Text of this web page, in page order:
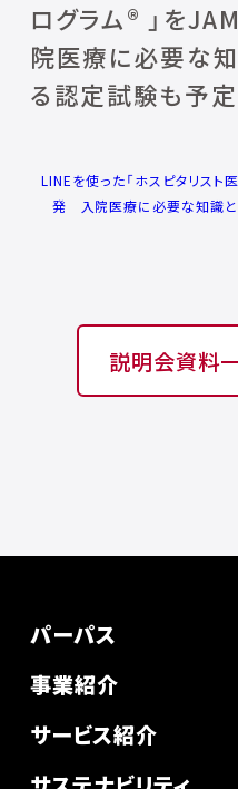
ログラム®︎ 」を
院医療に必要な
る認定試験も予定
LINEを使った「ホスピタリスト
発 ⼊院医療に必要な知識と
説明会資料
パーパス
事業紹介
サービス紹介